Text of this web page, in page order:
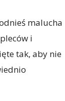
malucha
i
tak, aby nie